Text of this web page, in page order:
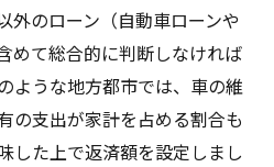
外のローン（自動車ローンや
めて総合的に判断しなければ
ような地方都市では、車の維
の支出が家計を占める割合も
した上で返済額を設定しまし